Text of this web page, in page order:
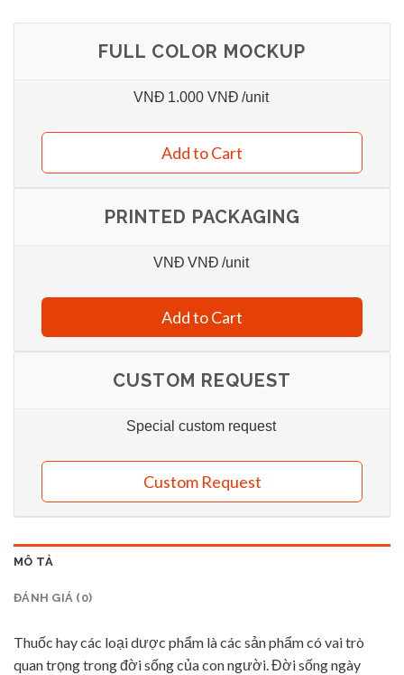
FULL COLOR MOCKUP
VNĐ 1.000 VNĐ /unit
Add to Cart
PRINTED PACKAGING
VNĐ VNĐ /unit
Add to Cart
CUSTOM REQUEST
Special custom request
Custom Request
MÔ TẢ
ĐÁNH GIÁ (0)
Thuốc hay các loại dược phẩm là các sản phẩm có vai trò
quan trọng trong đời sống của con người. Đời sống ngày